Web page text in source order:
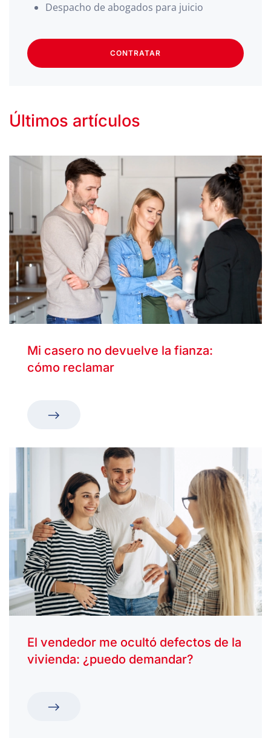
Despacho de abogados para juicio
CONTRATAR
Últimos artículos
Mi casero no devuelve la fianza:
cómo reclamar
El vendedor me ocultó defectos de la
vivienda: ¿puedo demandar?